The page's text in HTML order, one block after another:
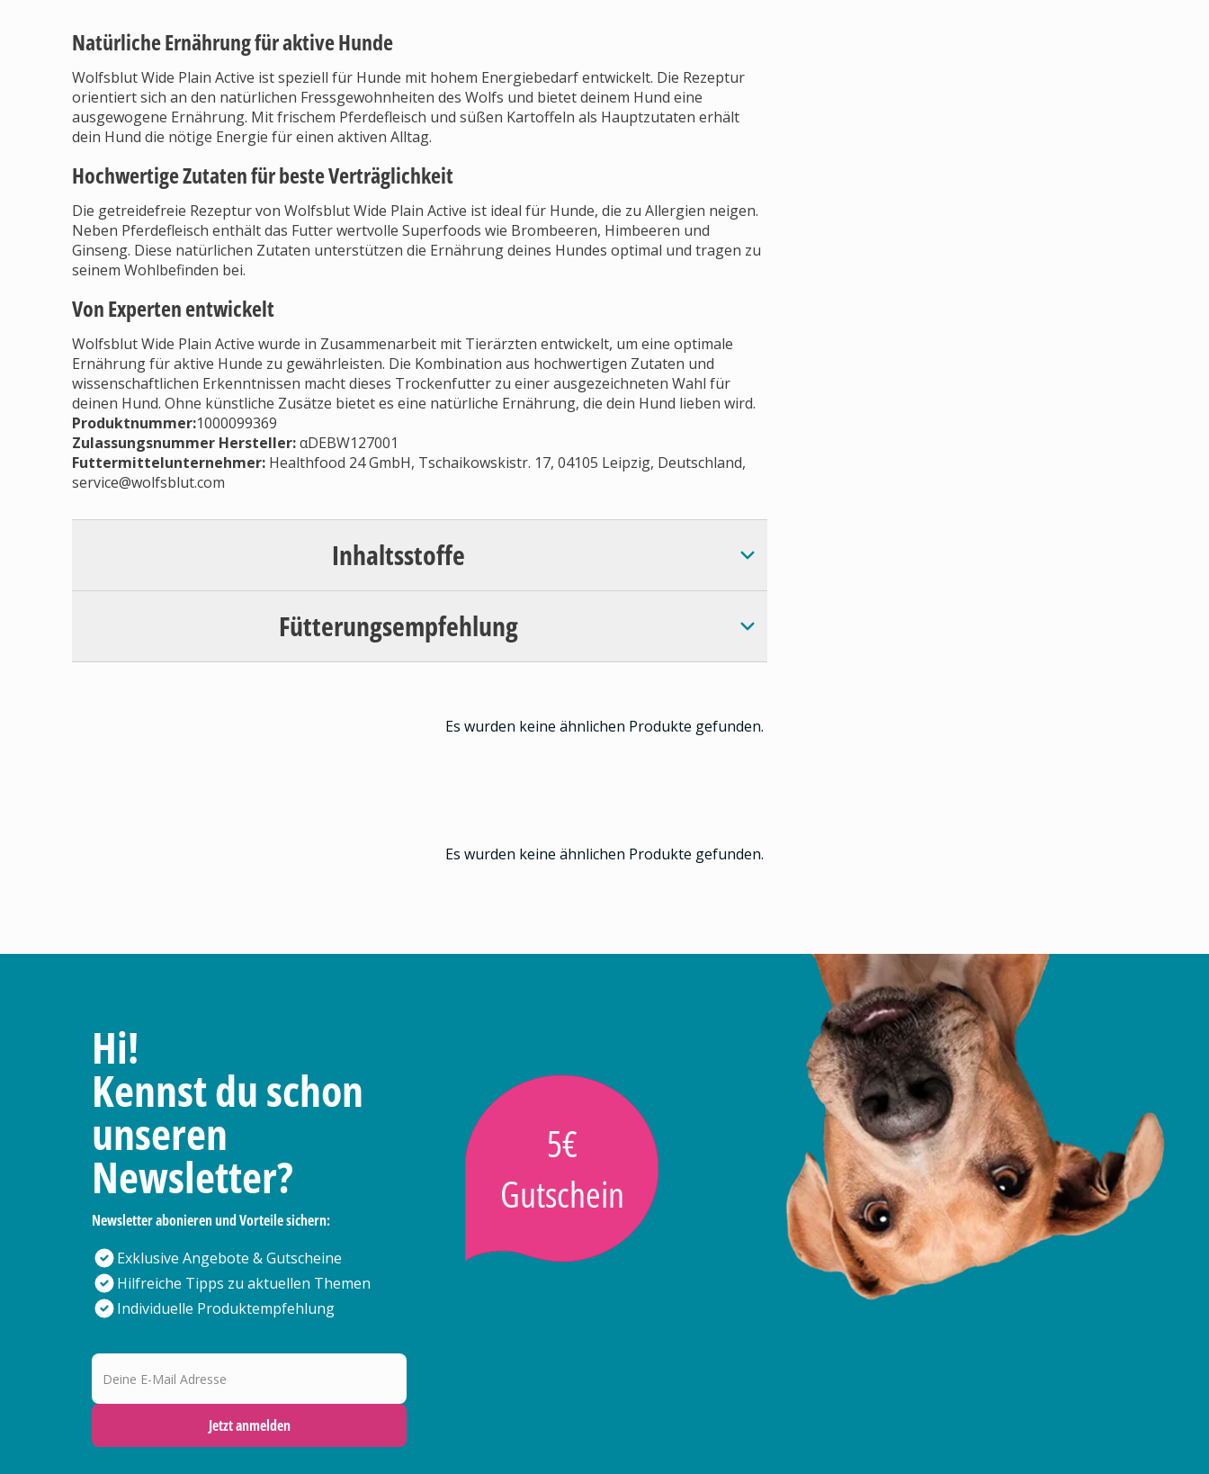
Natürliche Ernährung für aktive Hunde
Wolfsblut Wide Plain Active ist speziell für Hunde mit hohem Energiebedarf entwickelt. Die Rezeptur
orientiert sich an den natürlichen Fressgewohnheiten des Wolfs und bietet deinem Hund eine
ausgewogene Ernährung. Mit frischem Pferdefleisch und süßen Kartoffeln als Hauptzutaten erhält
dein Hund die nötige Energie für einen aktiven Alltag.
Hochwertige Zutaten für beste Verträglichkeit
Die getreidefreie Rezeptur von Wolfsblut Wide Plain Active ist ideal für Hunde, die zu Allergien neigen.
Neben Pferdefleisch enthält das Futter wertvolle Superfoods wie Brombeeren, Himbeeren und
Ginseng. Diese natürlichen Zutaten unterstützen die Ernährung deines Hundes optimal und tragen zu
seinem Wohlbefinden bei.
Von Experten entwickelt
Wolfsblut Wide Plain Active wurde in Zusammenarbeit mit Tierärzten entwickelt, um eine optimale
Ernährung für aktive Hunde zu gewährleisten. Die Kombination aus hochwertigen Zutaten und
wissenschaftlichen Erkenntnissen macht dieses Trockenfutter zu einer ausgezeichneten Wahl für
deinen Hund. Ohne künstliche Zusätze bietet es eine natürliche Ernährung, die dein Hund lieben wird.
Produktnummer:1000099369
Zulassungsnummer Hersteller:αDEBW127001
Futtermittelunternehmer: Healthfood 24 GmbH, Tschaikowskistr. 17, 04105 Leipzig, Deutschland,
service@wolfsblut.com
Inhaltsstoffe
Fütterungsempfehlung
Es wurden keine ähnlichen Produkte gefunden.
Es wurden keine ähnlichen Produkte gefunden.
Hi!
Kennst du schon
unseren
Newsletter?
Newsletter abonieren und Vorteile sichern:
Exklusive Angebote & Gutscheine
Hilfreiche Tipps zu aktuellen Themen
Individuelle Produktempfehlung
5€
Gutschein
Deine E-Mail Adresse
Jetzt anmelden